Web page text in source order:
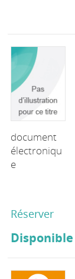
document
électroniqu
e
Réserver
Disponible